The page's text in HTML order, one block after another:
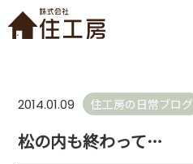
2014.01.09 住工房の日常ブログ
松の内も終わって…